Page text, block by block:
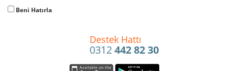
Beni Hatırla
Destek Hattı
0312442 82 30